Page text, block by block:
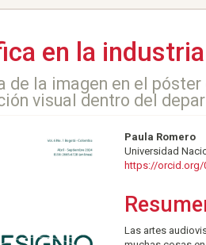
en la
de la imagen en el
visual dentro del
artículo
Paula Romero
Universidad
https://orcid.org/
Las artes